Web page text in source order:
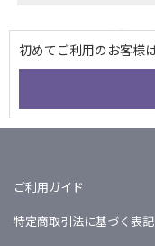
ご利用ガイド
特定商取引法に基づく表記